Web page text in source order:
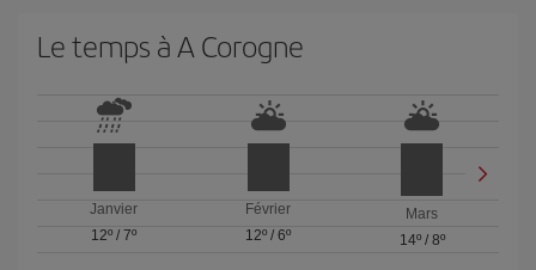
Le temps à A Corogne
Janvier
12º /7º
Février
12º / 6º
Mars
14º/ 8º